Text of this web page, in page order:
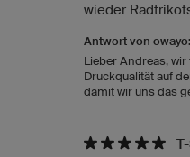
wieder
Antwort von owayo:
Lieber Andreas,
Druckqualität auf
damit wir uns das